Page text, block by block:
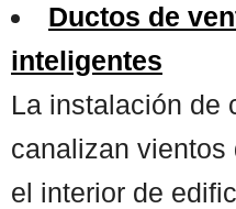
Ductos de
inteligentes
La instalación de
canalizan
el interior de